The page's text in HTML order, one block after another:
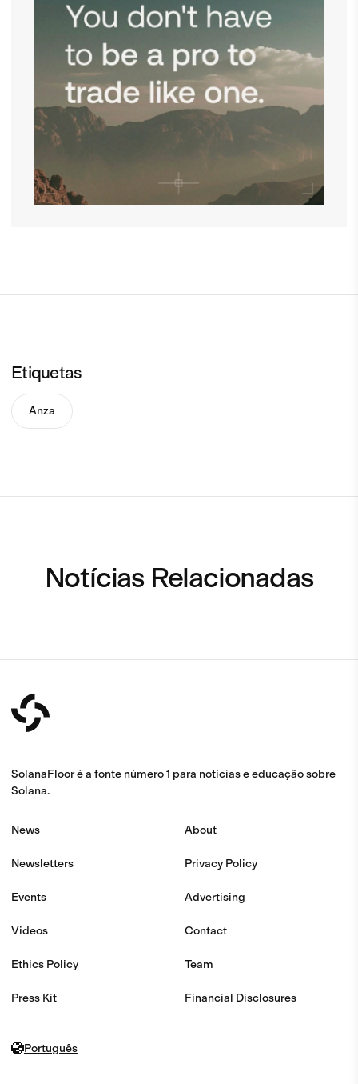
Etiquetas
Anza
Notícias Relacionadas
SolanaFloor é a fonte número 1 para notícias e educação sobre
Solana.
News
Newsletters
Events
Videos
Ethics Policy
Press Kit
About
Privacy Policy
Advertising
Contact
Team
Financial Disclosures
Português